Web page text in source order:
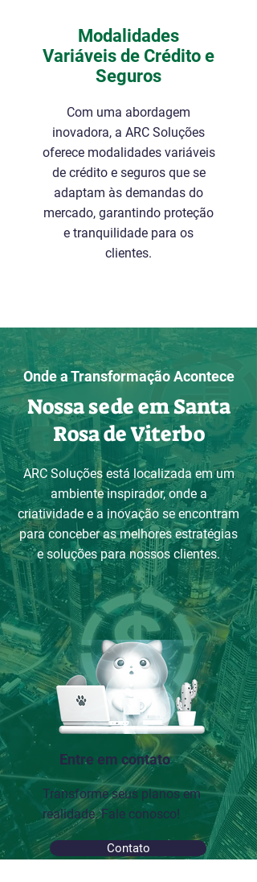
Modalidades
Variáveis de Crédito e
Seguros
Com uma abordagem
inovadora, a ARC Soluções
oferece modalidades variáveis
de crédito e seguros que se
adaptam às demandas do
mercado, garantindo proteção
e tranquilidade para os
clientes.
Onde a Transformação Acontece
Nossa sede em Santa
Rosa de Viterbo
ARC Soluções está localizada em um
ambiente inspirador, onde a
criatividade e a inovação se encontram
para conceber as melhores estratégias
e soluções para nossos clientes.
Entre em contato
Transforme seus planos em
realidade. Fale conosco!
Contato